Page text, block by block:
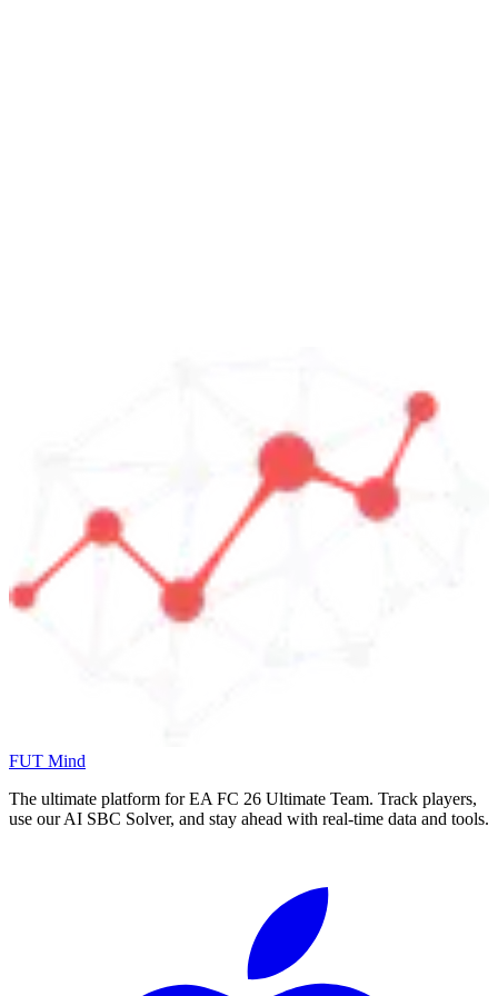
FUT Mind
The ultimate platform for EA FC 26 Ultimate Team. Track players,
use our AI SBC Solver, and stay ahead with real-time data and tools.